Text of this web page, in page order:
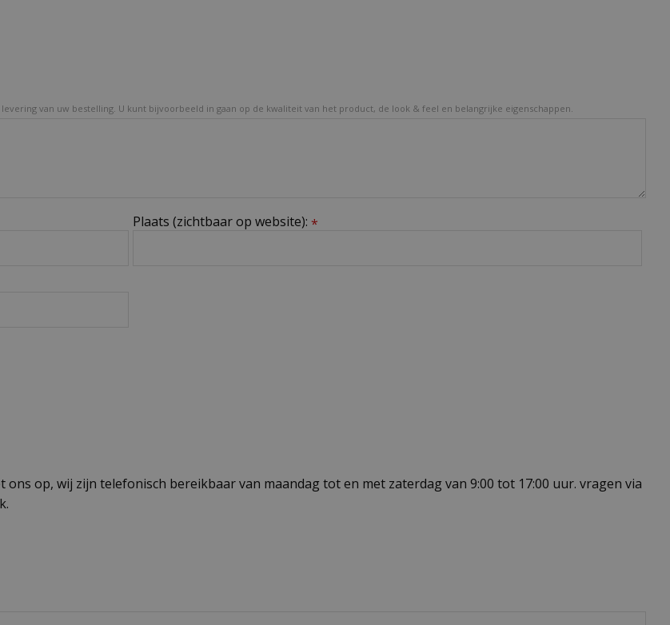
van uw bestelling. U kunt bijvoorbeeld in gaan op de kwaliteit van het product, de look & feel en belangrijke eigenschappen.
Plaats (zichtbaar op website): *
op, wij zijn telefonisch bereikbaar van maandag tot en met zaterdag van 9:00 tot 17:00 uur. vragen via